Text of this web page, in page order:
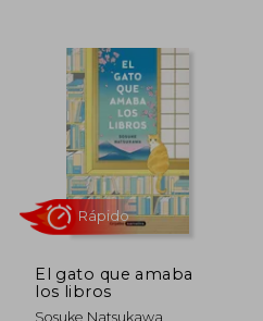
55%
dcto. S/ 57,83
El gato que amaba
los libros
Sosuke Natsukawa